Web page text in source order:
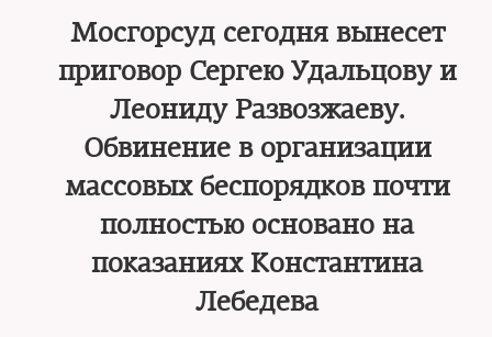
Мосгорсуд сегодня вынесет
приговор Сергею Удальцову и
Леониду Развозжаеву.
Обвинение в организации
массовых беспорядков почти
полностью основано на
показаниях Константина
Лебедева